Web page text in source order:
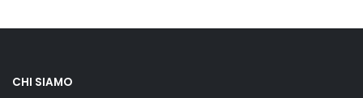
CHI SIAMO